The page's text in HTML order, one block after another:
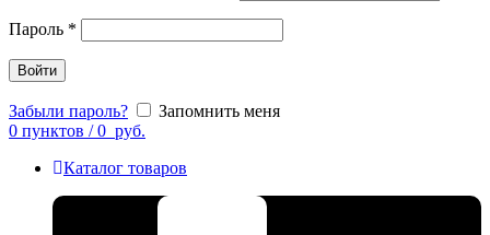
Пароль *
Войти
Забыли пароль?
Запомнить меня
0 пунктов / 0 руб.
Каталог товаров